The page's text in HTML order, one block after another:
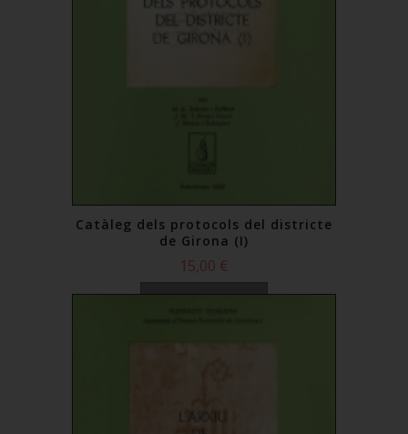
Catàleg dels protocols del districte
de Girona (I)
15,00 €
Comprar